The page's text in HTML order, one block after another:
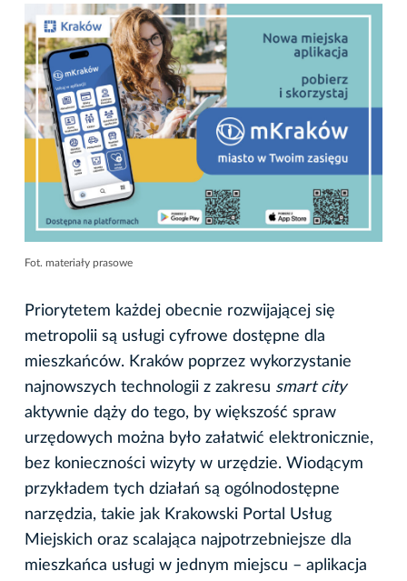
Fot. materiały prasowe
Priorytetem każdej obecnie rozwijającej się
metropolii są usługi cyfrowe dostępne dla
mieszkańców. Kraków poprzez wykorzystanie
najnowszych technologii z zakresu smart city
aktywnie dąży do tego, by większość spraw
urzędowych można było załatwić elektronicznie,
bez konieczności wizyty w urzędzie. Wiodącym
przykładem tych działań są ogólnodostępne
narzędzia, takie jak Krakowski Portal Usług
Miejskich oraz scalająca najpotrzebniejsze dla
mieszkańca usługi w jednym miejscu – aplikacja